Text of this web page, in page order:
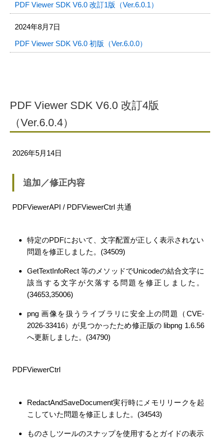
PDF Viewer SDK V6.0 改訂1版（Ver.6.0.1）
2024年8月7日
PDF Viewer SDK V6.0 初版（Ver.6.0.0）
PDF Viewer SDK V6.0 改訂4版
（Ver.6.0.4）
2026年5月14日
追加／修正内容
PDFViewerAPI / PDFViewerCtrl 共通
特定のPDFにおいて、文字配置が正しく表示されない
問題を修正しました。(34509)
GetTextInfoRect 等のメソッドでUnicodeの結合文字に
該当する文字が欠落する問題を修正しました。
(34653,35006)
png 画像を扱うライブラリに安全上の問題（CVE-
2026-33416）が見つかったため修正版の libpng 1.6.56
へ更新しました。(34790)
PDFViewerCtrl
RedactAndSaveDocument実行時にメモリリークを起
こしていた問題を修正しました。(34543)
ものさしツールのスナップを使用するとガイドの表示